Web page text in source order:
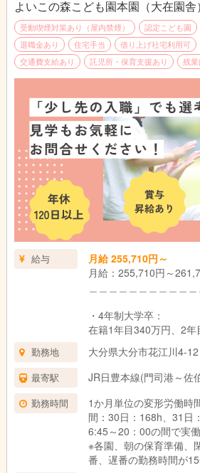
よいこの森こども園本園（大在園舎
受動喫煙対策あり（屋内禁煙） 認定こども園
退職金あり
住宅手当 借り上げ社宅利用可
交通費支給あり
託児所・保育支援あり 残
給与
月給 255,710円～
月給：255,710円～
・4年制大学卒：
在籍1年目340万円、2
・3年制短大・専門卒：
在籍1年目336万円、2年
万円
・2年制短大・専門卒：
在籍1年目332万円、2
万円
勤務地 大分県大分市花江川4-12
最寄駅 JR日豊本線(門司港～佐
勤務時間
1か月単位の変形労働時
間：30日：168h、31日
6:45～20：00の間で実
※各園、朝の保育準備、
番、遅番の勤務時間が15